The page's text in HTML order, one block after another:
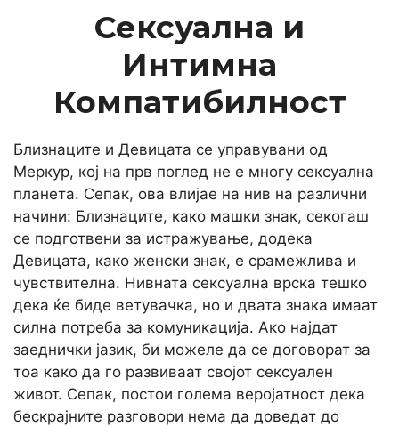
Сексуална и
Интимна
Компатибилност
Близнаците и Девицата се управувани од
Меркур, кој на прв поглед не е многу сексуална
планета. Сепак, ова влијае на нив на различни
начини: Близнаците, како машки знак, секогаш
се подготвени за истражување, додека
Девицата, како женски знак, е срамежлива и
чувствителна. Нивната сексуална врска тешко
дека ќе биде ветувачка, но и двата знака имаат
силна потреба за комуникација. Ако најдат
заеднички јазик, би можеле да се договорат за
тоа како да го развиваат својот сексуален
живот. Сепак, постои голема веројатност дека
бескрајните разговори нема да доведат до